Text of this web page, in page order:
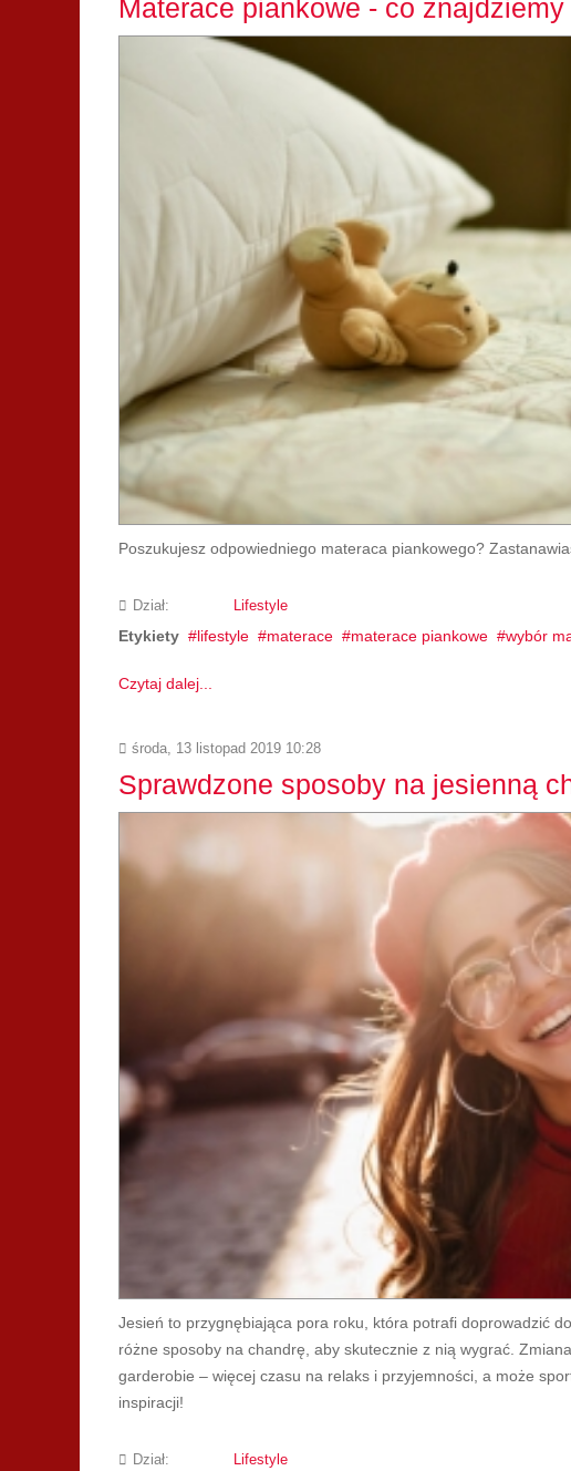
Materace piankowe - co
Poszukujesz odpowiedniego materaca piankowego?
Dział: Lifestyle
Etykiety lifestyle materace materace piankowe wybór
Czytaj dalej...
środa, 13 listopad 2019 10:28
Sprawdzone sposoby na jesienną
Jesień to przygnębiająca pora roku, która potrafi doprowadzić
różne sposoby na chandrę, aby skutecznie z nią wygrać.
garderobie – więcej czasu na relaks i przyjemności, a może
inspiracji!
Dział: Lifestyle